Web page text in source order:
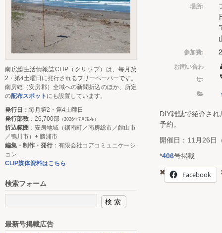
場所:
参加費:
お問い合わ
せ:
DIY雑誌で紹介さ
予約。
開催日：11月26日
*406号掲載
Facebook
南房総生活情報誌CLIP（クリップ）は、毎月第
2・第4土曜日に発行されるフリーペーパーです。
南房総（安房郡）全域への新聞折込のほか、所定
の配布スポット にも設置しています。
発行日： 毎月第2・第4土曜日
発行部数 ：26,700部 （2026年7月現在）
折込範囲 ：安房地域（鋸南町／南房総市／館山市
／鴨川市）+ 勝浦市
編集・制作・発行：有限会社コアコミュニケーシ
ョン
CLIP媒体資料はこちら
検索フォーム
最新号掲載広告